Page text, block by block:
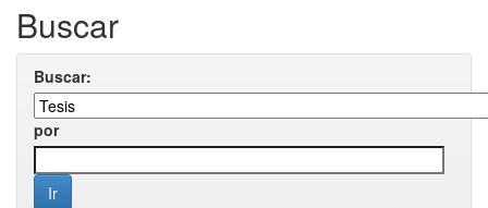
Buscar
Buscar:
por